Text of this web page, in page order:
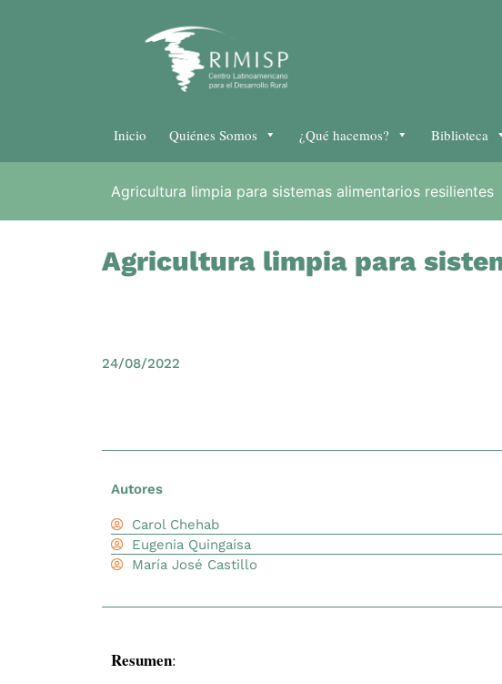
Inicio Quiénes Somos ¿Qué hacemos? Biblioteca
Agricultura limpia para sistemas alimentarios resilientes
Agricultura limpia para
24/08/2022
Autores
Carol Chehab
Eugenia Quingaísa
María José Castillo
Resumen: